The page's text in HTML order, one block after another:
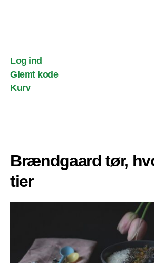
Log ind
Glemt kode
Kurv
Brændgaard tør,
tier